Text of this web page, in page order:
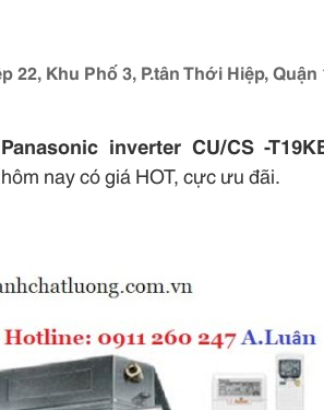
22, Khu Phố 3, P.tân Thới Hiệp, Quận
inverter CU/CS -
nay có giá HOT, cực ưu đãi.